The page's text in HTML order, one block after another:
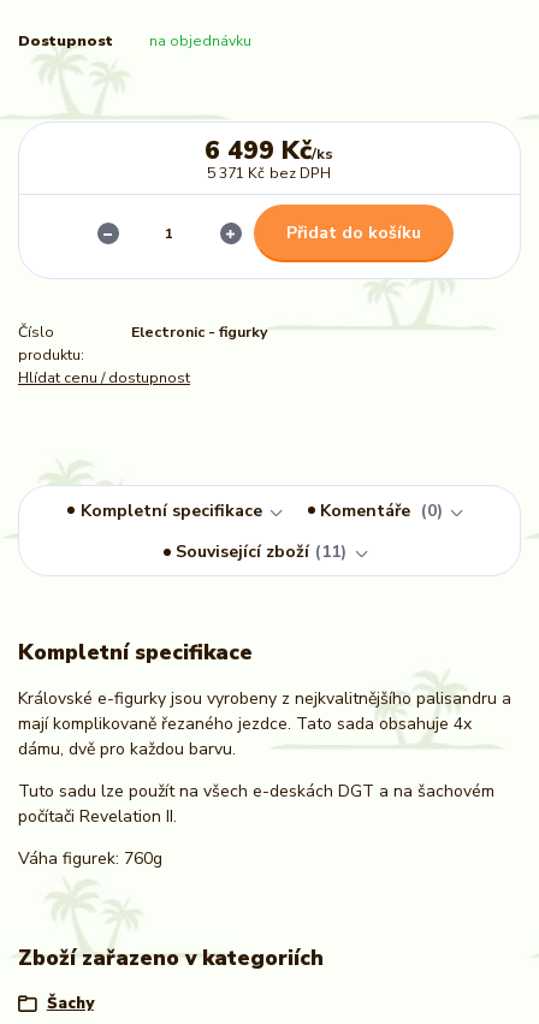
Dostupnost na objednávku
6 499 Kč/ks
5 371 Kč bez DPH
Přidat do košíku
Číslo
produktu:
Electronic - figurky
Hlídat cenu / dostupnost
Kompletní specifikace Komentáře
0
Související zboží
11
Kompletní specifikace
Královské e-figurky jsou vyrobeny z nejkvalitnějšího palisandru a
mají komplikovaně řezaného jezdce. Tato sada obsahuje 4x
dámu, dvě pro každou barvu.
Tuto sadu lze použít na všech e-deskách DGT a na šachovém
počítači Revelation II.
Váha figurek: 760g
Zboží zařazeno v kategoriích
Šachy